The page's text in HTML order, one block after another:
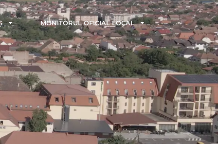
MONITORUL OFICIAL LOCAL